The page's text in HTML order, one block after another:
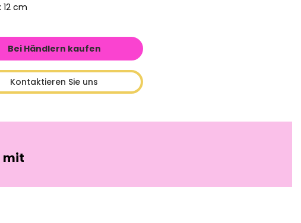
12 cm
Bei Händlern kaufen
Kontaktieren Sie uns
mit